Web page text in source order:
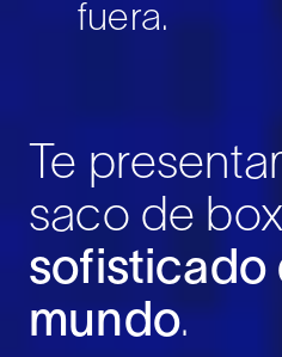
fuera.
Te
saco de
sofisticado
mundo.